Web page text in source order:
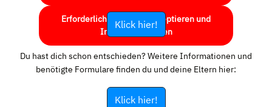
Erforderlichen Service akzeptieren und
Inhalte entsperren
Klick hier!
Du hast dich schon entschieden? Weitere Informationen und
benötigte Formulare finden du und deine Eltern hier:
Klick hier!